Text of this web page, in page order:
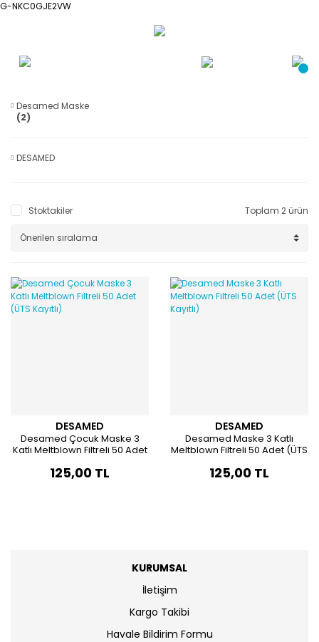
G-NKC0GJE2VW
Desamed Maske
(2)
DESAMED
Stoktakiler Toplam 2 ürün
DESAMED
Desamed Çocuk Maske 3
Katlı Meltblown Filtreli 50 Adet
125,00 TL
DESAMED
Desamed Maske 3 Katlı
Meltblown Filtreli 50 Adet (ÜTS
125,00 TL
KURUMSAL
İletişim
Kargo Takibi
Havale Bildirim Formu